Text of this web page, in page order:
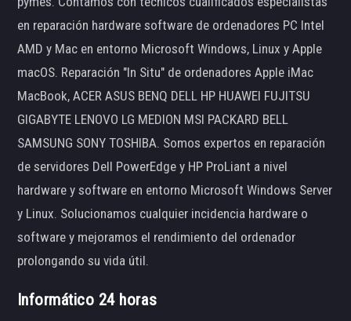
en reparación hardware software de ordenadores PC Intel
AMD y Mac en entorno Microsoft Windows, Linux y Apple
macOS. Reparación "In Situ" de ordenadores Apple iMac
MacBook, ACER ASUS BENQ DELL HP HUAWEI FUJITSU
GIGABYTE LENOVO LG MEDION MSI PACKARD BELL
SAMSUNG SONY TOSHIBA. Somos expertos en reparación
de servidores Dell PowerEdge y HP ProLiant a nivel
hardware y software en entorno Microsoft Windows Server
y Linux. Solucionamos cualquier incidencia hardware o
software y mejoramos el rendimiento del ordenador
prolongando su vida útil.
Informático 24 horas